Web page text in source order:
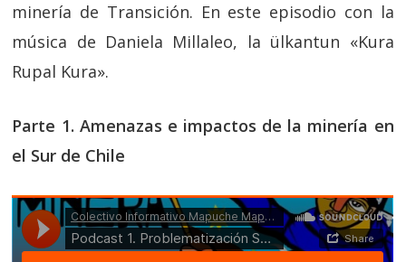
minería de Transición. En este episodio con la
música de Daniela Millaleo, la ülkantun «Kura
Rupal Kura».
Parte 1. Amenazas e impactos de la minería en
el Sur de Chile